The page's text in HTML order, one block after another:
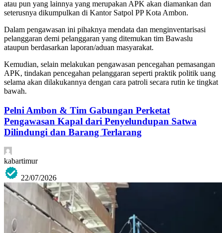
atau pun yang lainnya yang merupakan APK akan diamankan dan
seterusnya dikumpulkan di Kantor Satpol PP Kota Ambon.
Dalam pengawasan ini pihaknya mendata dan menginventarisasi
pelanggaran demi pelanggaran yang ditemukan tim Bawaslu
ataupun berdasarkan laporan/aduan masyarakat.
Kemudian, selain melakukan pengawasan pencegahan pemasangan
APK, tindakan pencegahan pelanggaran seperti praktik politik uang
selama akan dilakukannya dengan cara patroli secara rutin ke tingkat
bawah.
Pelni Ambon & Tim Gabungan Perketat
Pengawasan Kapal dari Penyelundupan Satwa
Dilindungi dan Barang Terlarang
kabartimur
22/07/2026